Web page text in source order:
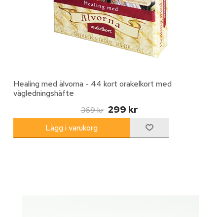
Healing med älvorna - 44 kort orakelkort med
vägledningshäfte
369 kr 299 kr